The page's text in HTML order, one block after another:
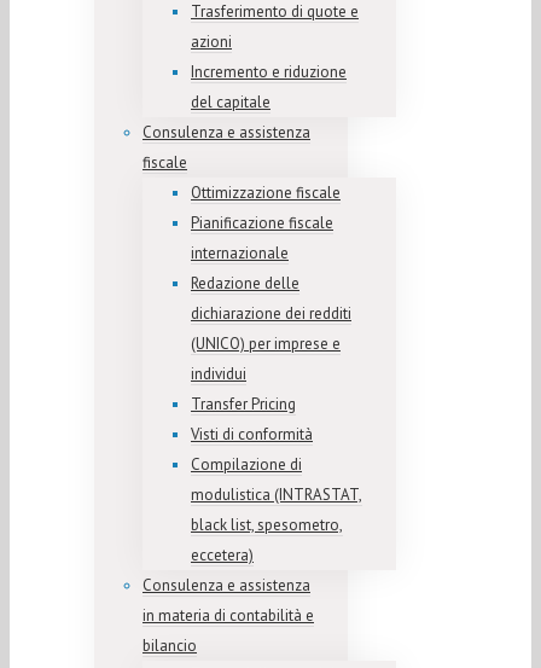
Trasferimento di quote e
azioni
Incremento e riduzione
del capitale
Consulenza e assistenza
fiscale
Ottimizzazione fiscale
Pianificazione fiscale
internazionale
Redazione delle
dichiarazione dei redditi
(UNICO) per imprese e
individui
Transfer Pricing
Visti di conformità
Compilazione di
modulistica (INTRASTAT,
black list, spesometro,
eccetera)
Consulenza e assistenza
in materia di contabilità e
bilancio